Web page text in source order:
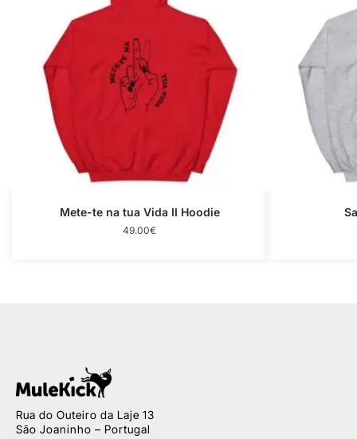
Mete-te na tua Vida II Hoodie
49.00€
Rua do Outeiro da Laje 13
São Joaninho – Portugal